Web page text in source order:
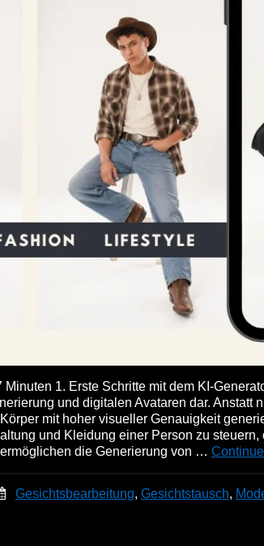
Minuten 1. Erste Schritte mit dem KI-
und digitalen Avataren dar.
mit hoher visueller Genauigkeit
und Kleidung einer Person zu
die Generierung von …
Gesichtsbearbeitung, Gesichtstausch,